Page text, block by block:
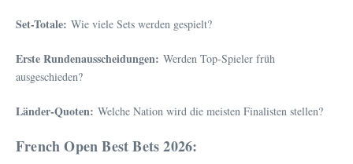
Set-Totale: Wie viele Sets werden gespielt?
Erste Rundenausscheidungen: Werden Top-Spieler früh
ausgeschieden?
Länder-Quoten: Welche Nation wird die meisten Finalisten stellen?
French Open Best Bets 2026: